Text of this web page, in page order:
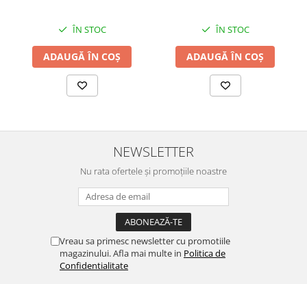
ÎN STOC
ADAUGĂ ÎN COȘ
ÎN STOC
ADAUGĂ ÎN COȘ
NEWSLETTER
Nu rata ofertele și promoțiile noastre
Vreau sa primesc newsletter cu promotiile
magazinului. Afla mai multe in Politica de
Confidentialitate